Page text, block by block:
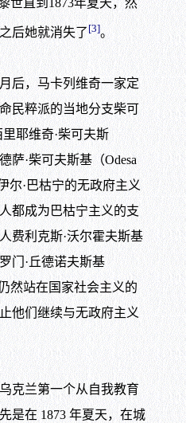
世直到1873年夏天，然
后她就消失了 [3]。
，马卡列维奇一家定
民粹派的当地分支柴可
耶维奇·柴可夫斯
萨·柴可夫斯基（Odesa
尔·巴枯宁的无政府主义
都成为巴枯宁主义的支
费利克斯·沃尔霍夫斯基
门·丘德诺夫斯基
仍然站在国家社会主义的
他们继续与无政府主义
兰第一个从自我教育
在 1873 年夏天，在城